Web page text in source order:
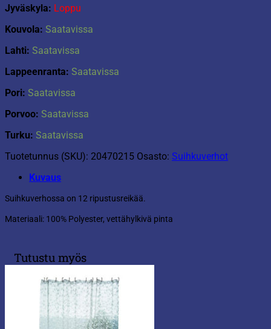
Jyväskyla: Loppu
Kouvola: Saatavissa
Lahti: Saatavissa
Lappeenranta: Saatavissa
Pori: Saatavissa
Porvoo: Saatavissa
Turku: Saatavissa
Tuotetunnus (SKU): 20470215 Osasto: Suihkuverhot
Kuvaus
Suihkuverhossa on 12 ripustusreikää.
Materiaali: 100% Polyester, vettähylkivä pinta
Tutustu myös